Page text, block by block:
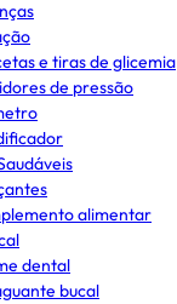
e tiras de glicemia
de pressão
alimentar
dental
bucal